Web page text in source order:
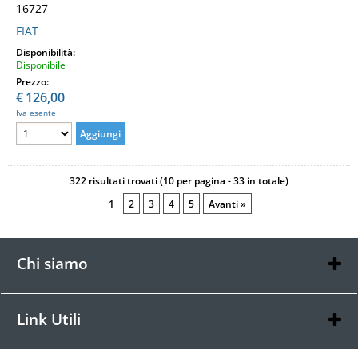
16727
FIAT
Disponibilità:
Disponibile
Prezzo:
€126,00
Iva esente
322 risultati trovati (10 per pagina - 33 in totale)
1
2 3 4 5 Avanti »
Chi siamo
Link Utili